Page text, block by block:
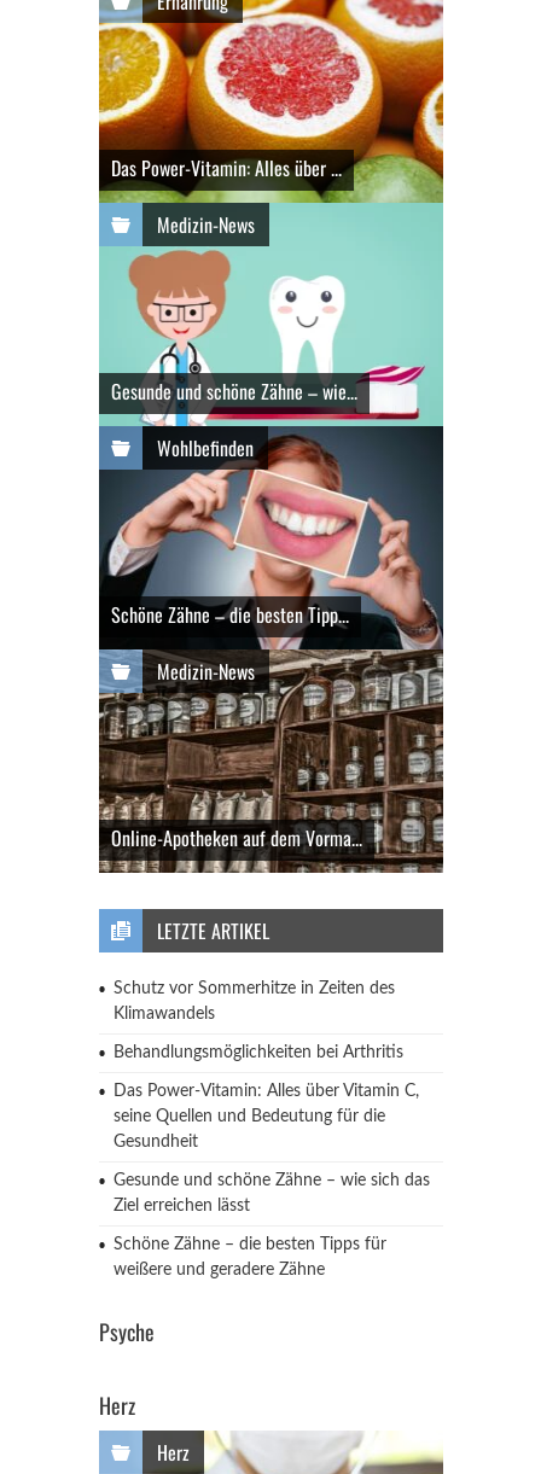
Das Power-Vitamin: Alles über ...
Medizin-News
Gesunde und schöne Zähne – wie...
Wohlbefinden
Schöne Zähne – die besten Tipp...
Medizin-News
Online-Apotheken auf dem Vorma...
LETZTE ARTIKEL
Schutz vor Sommerhitze in Zeiten des
Klimawandels
Behandlungsmöglichkeiten bei Arthritis
Das Power-Vitamin: Alles über Vitamin C,
seine Quellen und Bedeutung für die
Gesundheit
Gesunde und schöne Zähne – wie sich das
Ziel erreichen lässt
Schöne Zähne – die besten Tipps für
weißere und geradere Zähne
Psyche
Herz
Herz